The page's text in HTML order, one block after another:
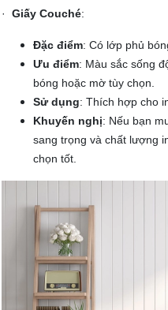
· Giấy Couché:
Đặc điểm: Có lớp phủ
Ưu điểm: Màu sắc sống
bóng hoặc mờ tùy chọn.
Sử dụng: Thích hợp cho
Khuyến nghị: Nếu bạn
sang trọng và chất lượng
chọn tốt.